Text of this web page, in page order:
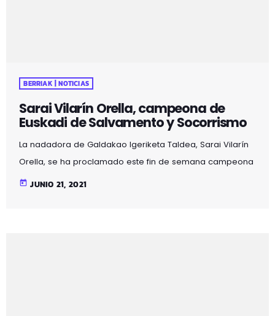
BERRIAK | NOTICIAS
Sarai Vilarín Orella, campeona de
Euskadi de Salvamento y Socorrismo
La nadadora de Galdakao Igeriketa Taldea, Sarai Vilarín
Orella, se ha proclamado este fin de semana campeona
de Euskadi del Circuito vasco de salvamento y
today JUNIO 21, 2021